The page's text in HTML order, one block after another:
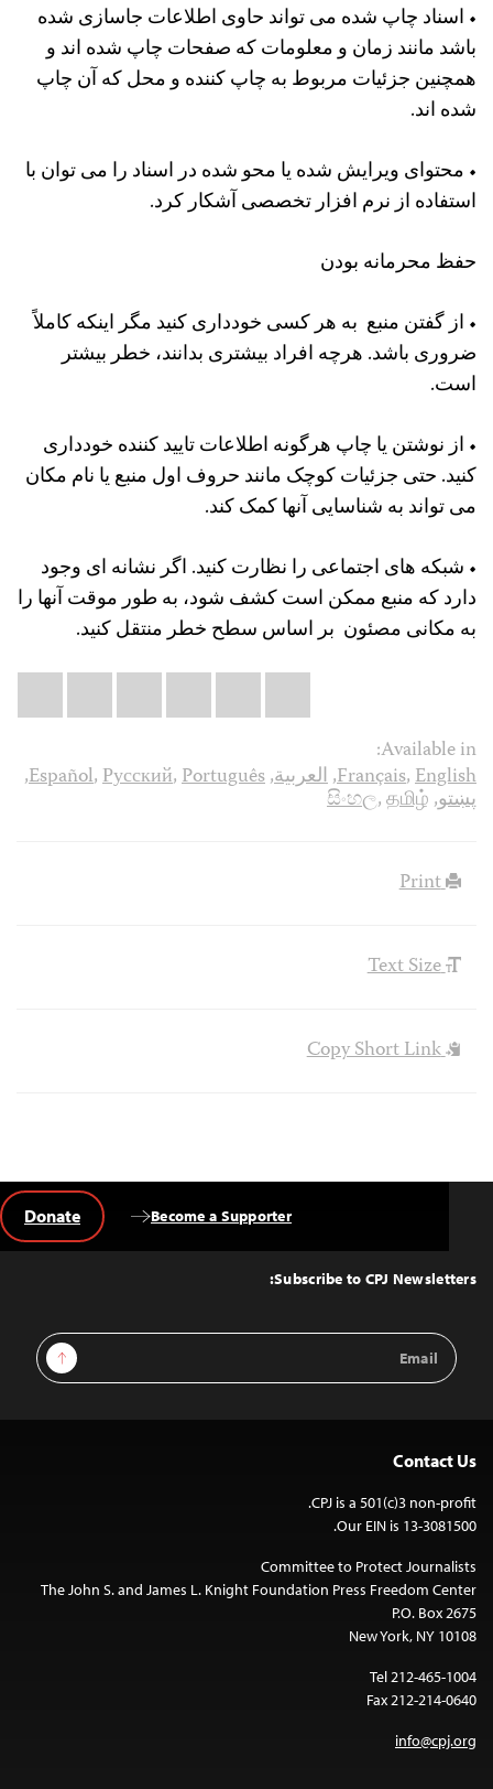
• اسناد چاپ شده می تواند حاوی اطلاعات جاسازی شده
باشد مانند زمان و معلومات که صفحات چاپ شده اند و
همچنین جزئیات مربوط به چاپ کننده و محل که آن چاپ
شده اند.
• محتوای ویرایش شده یا محو شده در اسناد را می توان با
استفاده از نرم افزار تخصصی آشکار کرد.
حفظ محرمانه بودن
• از گفتن منبع به هر کسی خودداری کنید مگر اینکه کاملاً
ضروری باشد. هرچه افراد بیشتری بدانند، خطر بیشتر
است.
• از نوشتن یا چاپ هرگونه اطلاعات تایید کننده خودداری
کنید. حتی جزئیات کوچک مانند حروف اول منبع یا نام مکان
می تواند به شناسایی آنها کمک کند.
• شبکه های اجتماعی را نظارت کنید. اگر نشانه ای وجود
دارد که منبع ممکن است کشف شود، به طور موقت آنها را
به مکانی مصئون بر اساس سطح خطر منتقل کنید.
this:
Available in:
Français,English
,العربية,
Español,Русский,Português
,
پښتو,
සිංහල,தமிழ்
Print
Text Size
Copy Short Link
Top
Subscribe to CPJ Newsletters:
Email
Address
Sign Up
Become a Supporter
Donate
Contact Us
CPJ is a 501(c)3 non-profit.
Our EIN is 13-3081500.
Committee to Protect Journalists
The John S. and James L. Knight Foundation Press Freedom Center
P.O. Box 2675
New York, NY 10108
Tel 212-465-1004
Fax 212-214-0640
info@cpj.org